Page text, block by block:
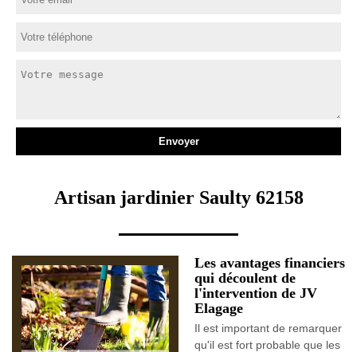
Artisan jardinier Saulty 62158
Les avantages financiers
qui découlent de
l'intervention de JV
Elagage
Il est important de remarquer
qu'il est fort probable que les